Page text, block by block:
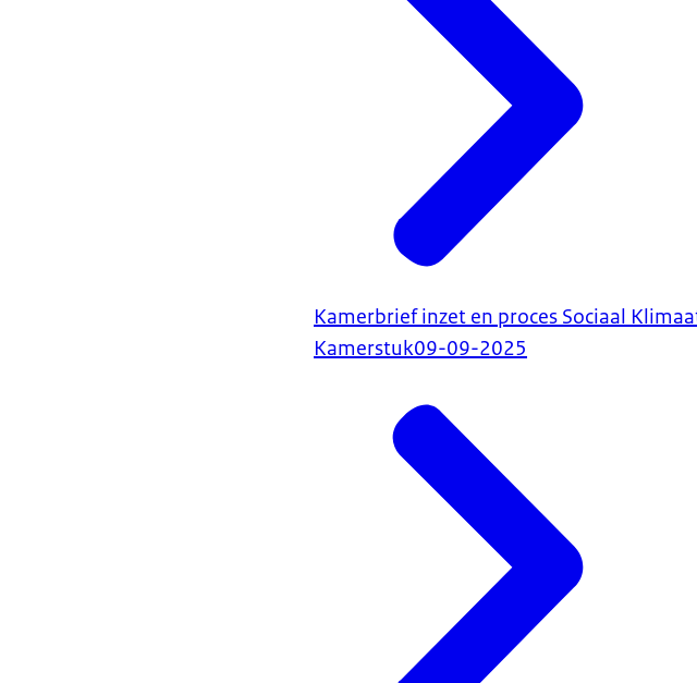
Kamerbrief inzet en proces Sociaal
Kamerstuk09-09-2025